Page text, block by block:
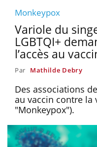
Monkeypox
Variole du
LGBTQI+
l’accès au
Par Mathilde Debry
Des associations
au vaccin contre la
"Monkeypox").